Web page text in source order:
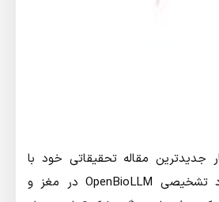
جدیدترین مقاله تحقیقاتی خود با
عنوان “ارزیابی عملکرد تشخیصی OpenBioLLM در مغز و